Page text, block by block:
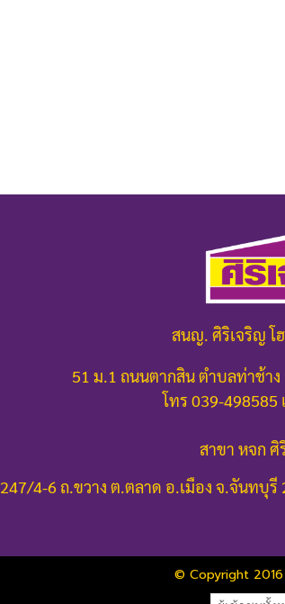
สนญ. ศิริเจริญ โ
51 ม.1 ถนนตากสิน ตำบลท่าช้า
โทร 039-
สาขา หจก
247/4-6 ถ.ขวาง ต.ตลาด อ.เมือง จ.จันทบุรี
© Copyright